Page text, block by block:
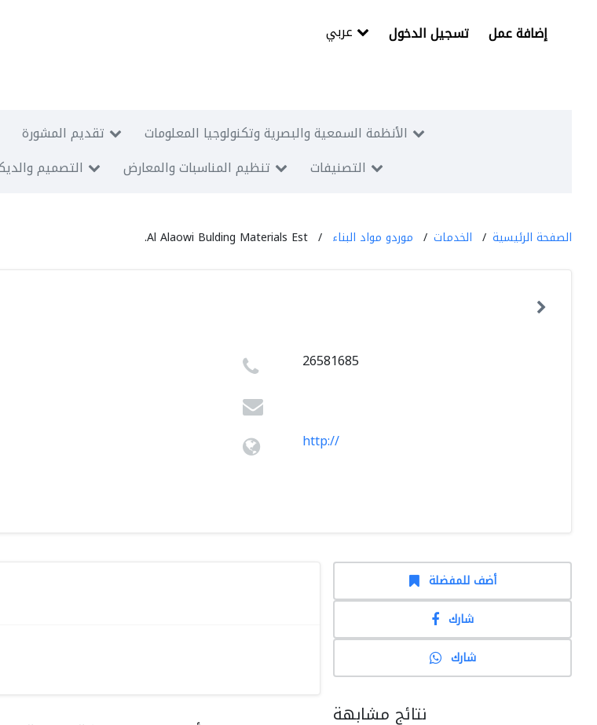
تسجيل الدخول إضافة عمل
تقديم المشورة
الأنظمة السمعية والبصرية وتكنولوجيا المعلومات
التصميم تنظيم المناسبات والمعارض التصنيفات
الصفحة الرئيسية الخدمات موردو مواد البناء Al Alaowi Bulding Materials Est.
26581685
http://
أضف للمفضلة
شارك
شارك
نتائج مشابهة